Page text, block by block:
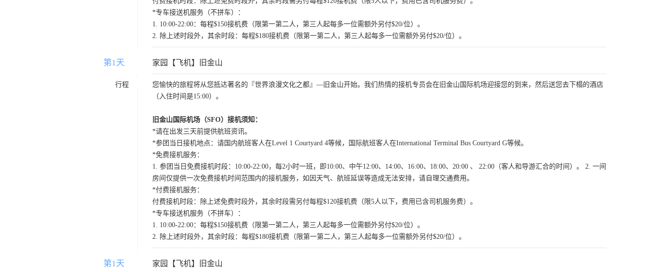
*专车接送机服务（不拼车）：
1. 10:00-22:00：每程$150接机费（限第一第二人，第三人起每多一位需额外另付$20/位）。
2. 除上述时段外，其余时段：每程$180接机费（限第一第二人，第三人起每多一位需额外另付$20/位）。
第1天 家园【飞机】旧金山
行程
您愉快的旅程将从您抵达著名的『世界浪漫文化之都』—旧金山开始。我们热情的接机专员会在旧金山国际机场迎接您的到来，然后送您去下榻的酒店
（入住时间是15:00）。
旧金山国际机场（SFO）接机须知：
*请在出发三天前提供航班资讯。
*参团当日接机地点：请国内航班客人在Level 1 Courtyard 4等候，国际航班客人在International Terminal Bus Courtyard G等候。
*免费接机服务：
1. 参团当日免费接机时段：10:00-22:00，每2小时一班，即10:00、中午12:00、14:00、16:00、18:00、20:00 、 22:00（客人和导游汇合的时间）。 2. 一间
房间仅提供一次免费接机时间范围内的接机服务，如因天气、航班延误等造成无法安排，请自理交通费用。
*付费接机服务：
付费接机时段：除上述免费时段外，其余时段需另付每程$120接机费（限5人以下，费用已含司机服务费）。
*专车接送机服务（不拼车）：
1. 10:00-22:00：每程$150接机费（限第一第二人，第三人起每多一位需额外另付$20/位）。
2. 除上述时段外，其余时段：每程$180接机费（限第一第二人，第三人起每多一位需额外另付$20/位）。
第1天 家园【飞机】旧金山